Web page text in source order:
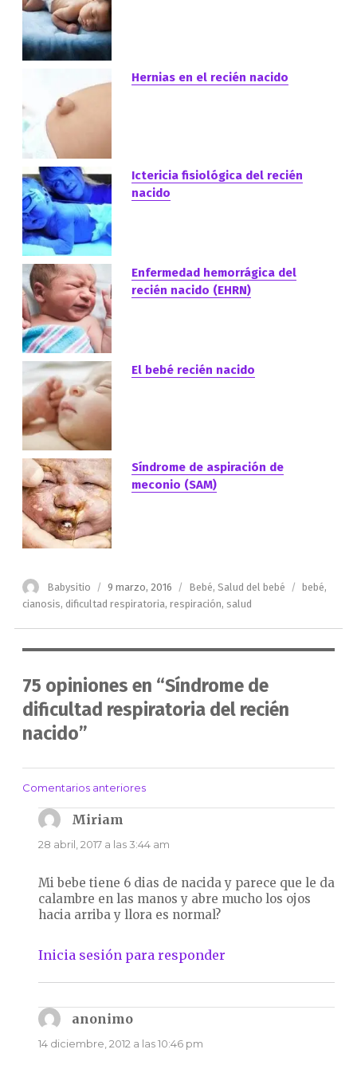
Hernias en el recién nacido
Ictericia fisiológica del recién
nacido
Enfermedad hemorrágica del
recién nacido (EHRN)
El bebé recién nacido
Síndrome de aspiración de
meconio (SAM)
Autor
Babysitio
Publicado
el
9 marzo, 2016 Categorías
Bebé, Salud del bebé Etiquetas
bebé,
cianosis, dificultad respiratoria, respiración, salud
75 opiniones en “Síndrome de
dificultad respiratoria del recién
nacido”
Navegación
de
comentarios
Comentarios anteriores
Miriam
28 abril, 2017 a las 3:44 am
Mi bebe tiene 6 dias de nacida y parece que le da
calambre en las manos y abre mucho los ojos
hacia arriba y llora es normal?
Inicia sesión para responder
anonimodice:
14 diciembre, 2012 a las 10:46 pm